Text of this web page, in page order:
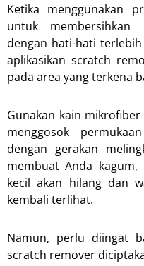
Ketika menggunakan
untuk membersihkan
dengan hati-hati
aplikasikan scratch
pada area yang terkena
Gunakan kain
menggosok
dengan gerakan
membuat Anda
kecil akan hilang dan
kembali terlihat.
Namun, perlu diingat
scratch remover